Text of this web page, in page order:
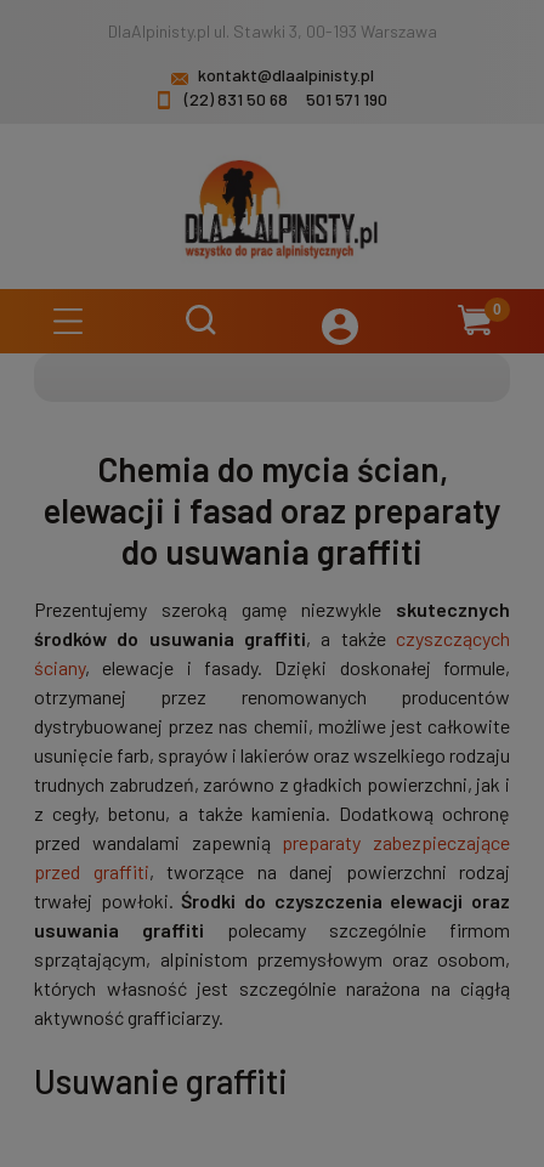
DlaAlpinisty.pl ul. Stawki 3, 00-193 Warszawa
kontakt@dlaalpinisty.pl
(22) 831 50 68
501 571 190
Chemia do mycia ścian,
elewacji i fasad oraz preparaty
do usuwania graffiti
Prezentujemy szeroką gamę niezwykle skutecznych
środków do usuwania graffiti, a także czyszczących
ściany, elewacje i fasady. Dzięki doskonałej formule,
otrzymanej przez renomowanych producentów
dystrybuowanej przez nas chemii, możliwe jest całkowite
usunięcie farb, sprayów i lakierów oraz wszelkiego rodzaju
trudnych zabrudzeń, zarówno z gładkich powierzchni, jak i
z cegły, betonu, a także kamienia. Dodatkową ochronę
przed wandalami zapewnią preparaty zabezpieczające
przed graffiti, tworzące na danej powierzchni rodzaj
trwałej powłoki.Środki do czyszczenia elewacji oraz
usuwania graffiti polecamy szczególnie firmom
sprzątającym, alpinistom przemysłowym oraz osobom,
których własność jest szczególnie narażona na ciągłą
aktywność grafficiarzy.
Usuwanie graffiti